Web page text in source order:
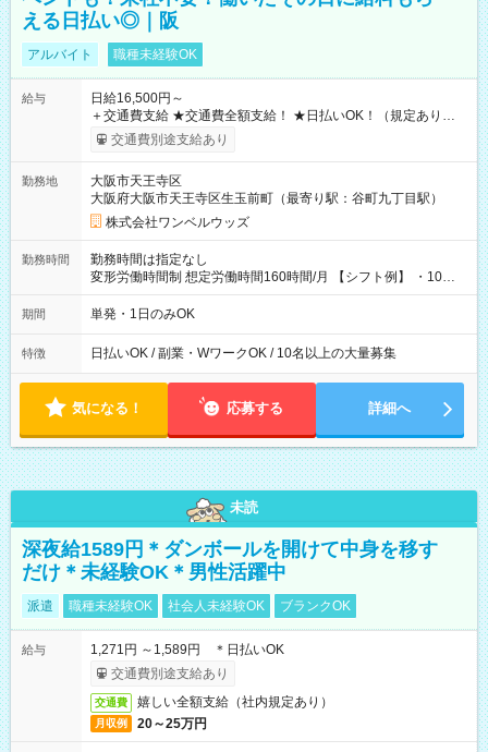
える日払い◎｜阪
アルバイト 職種未経験OK
給与
日給16,500円～
＋交通費支給 ★交通費全額支給！ ★日払いOK！（規定あり） ┗
働いたその日に現金GET♪ お仕事後はコンビニATMから 日払
交通費別途支給あり
勤務地
大阪市天王寺区
大阪府大阪市天王寺区生玉前町（最寄り駅：谷町九丁目駅）
株式会社ワンベルウッズ
勤務時間
勤務時間は指定なし
変形労働時間制 想定労働時間160時間/月 【シフト例】 ・10：
00～20：00
期間 単発・1日のみOK
特徴 日払いOK / 副業・WワークOK / 10名以上の大量募集
気になる！ 応募する 詳細へ
未読
深夜給1589円＊ダンボールを開けて中身を移す
だけ＊未経験OK＊男性活躍中
派遣 職種未経験OK 社会人未経験OK ブランクOK
給与
1,271円 ～1,589円 ＊日払いOK
交通費別途支給あり
交通費 嬉しい全額支給（社内規定あり）
月収例 20～25万円